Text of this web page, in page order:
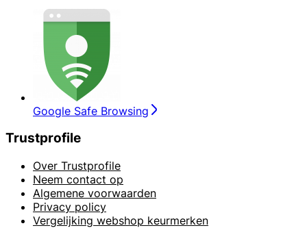
Google Safe Browsing
Trustprofile
Over Trustprofile
Neem contact op
Algemene voorwaarden
Privacy policy
Vergelijking webshop keurmerken